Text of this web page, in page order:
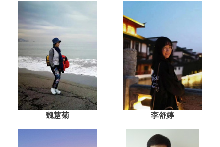
魏慧菊 李舒婷